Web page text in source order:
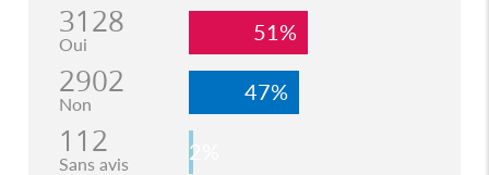
3128
Oui 51%
2902
Non 47%
112
Sans avis 2%